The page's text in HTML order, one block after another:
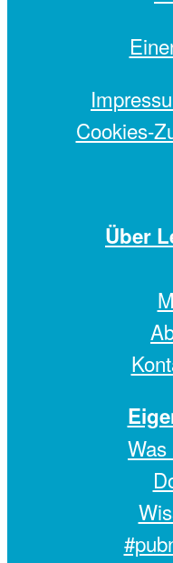
Cookies-
Über
Was